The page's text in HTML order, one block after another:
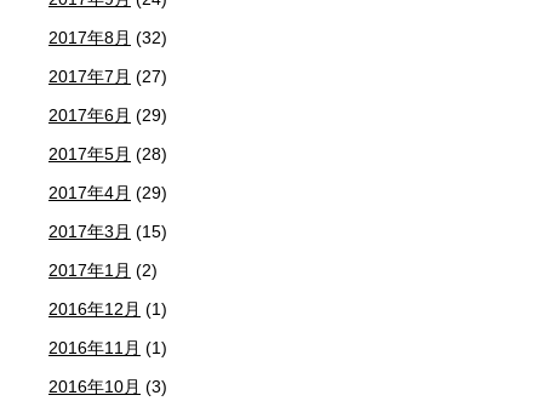
2017年8月 (32)
2017年7月 (27)
2017年6月 (29)
2017年5月 (28)
2017年4月 (29)
2017年3月 (15)
2017年1月 (2)
2016年12月 (1)
2016年11月 (1)
2016年10月 (3)